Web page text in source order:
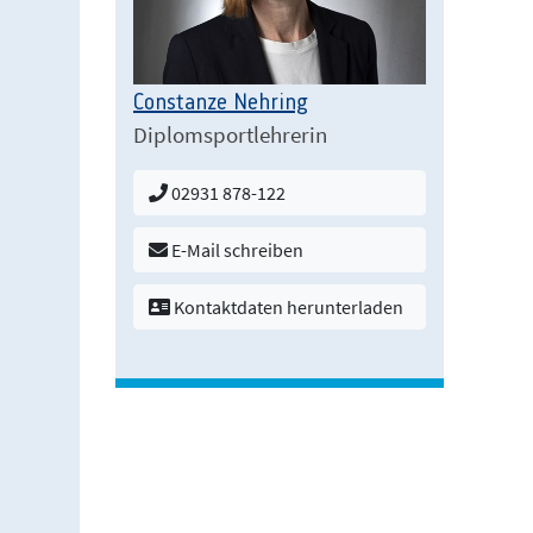
Constanze Nehring
Diplomsportlehrerin
02931 878-122
E-Mail schreiben
Kontaktdaten herunterladen